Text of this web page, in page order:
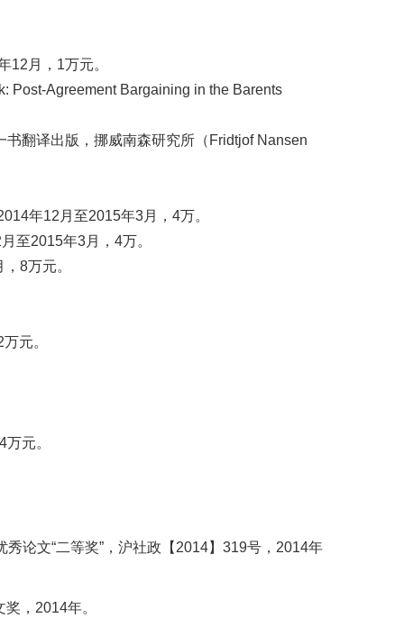
12月，1万元。
Post-Agreement Bargaining in the Barents
翻译出版，挪威南森研究所（Fridtjof Nansen
年12月至2015年3月，4万。
至2015年3月，4万。
8万元。
元。
元。
论文“二等奖”，沪社政【2014】319号，2014年
，2014年。